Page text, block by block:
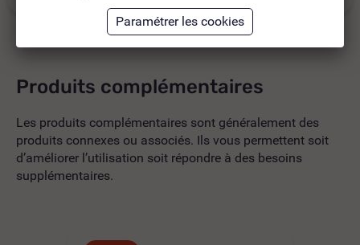
Produits complémentaires
Les produits complémentaires sont généralement des
produits connexes ou associés. Ils vous permettent soit
d’améliorer l’utilisation soit répondre à des besoins
supplémentaires.